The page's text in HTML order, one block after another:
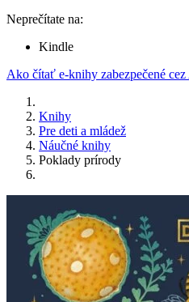
Neprečítate na:
Kindle
Ako čítať e-knihy zabezpečené
Knihy
Pre deti a mládež
Náučné knihy
Poklady prírody